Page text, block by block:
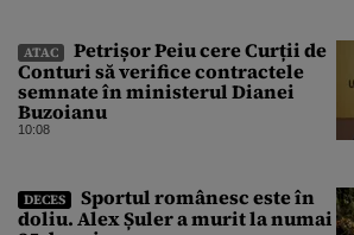
ATAC
Petrișor Peiu cere Curții de
Conturi să verifice contractele
semnate în ministerul Dianei
Buzoianu
10:08
DECES
Sportul românesc este în
doliu. Alex Șuler a murit la numai